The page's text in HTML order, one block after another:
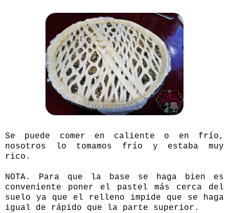
Se puede comer en caliente o en frío,
nosotros lo tomamos frío y estaba muy
rico.
NOTA. Para que la base se haga bien es
conveniente poner el pastel más cerca del
suelo ya que el relleno impide que se haga
igual de rápido que la parte superior.